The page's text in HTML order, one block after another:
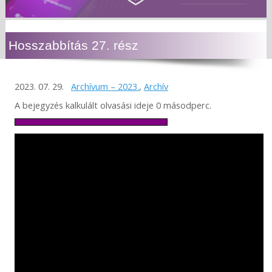
Hosszabbítás 27. rész
2023. 07. 29. Archívum – 2023., Archív
A bejegyzés kalkulált olvasási ideje 0 másodperc.